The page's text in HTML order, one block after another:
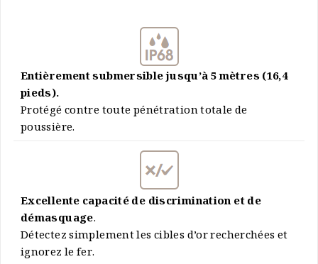
Entièrement submersible jusqu’à 5 mètres (16,4
pieds).
Protégé contre toute pénétration totale de
poussière.
Excellente capacité de discrimination et de
démasquage.
Détectez simplement les cibles d’or recherchées et
ignorez le fer.